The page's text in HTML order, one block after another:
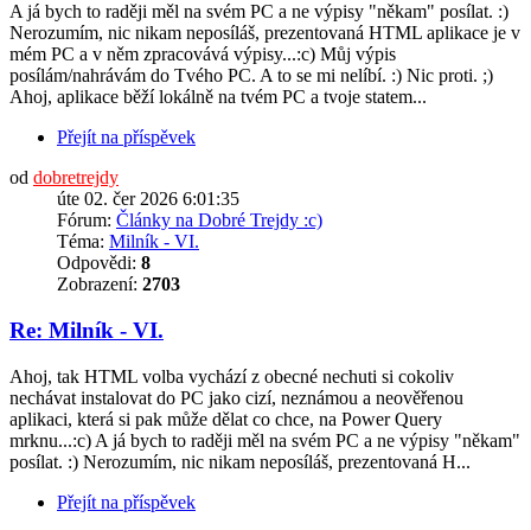
A já bych to raději měl na svém PC a ne výpisy "někam" posílat. :)
Nerozumím, nic nikam neposíláš, prezentovaná HTML aplikace je v
mém PC a v něm zpracovává výpisy...:c) Můj výpis
posílám/nahrávám do Tvého PC. A to se mi nelíbí. :) Nic proti. ;)
Ahoj, aplikace běží lokálně na tvém PC a tvoje statem...
Přejít na příspěvek
od dobretrejdy
úte 02. čer 2026 6:01:35
Fórum: Články na Dobré Trejdy :c)
Téma: Milník - VI.
Odpovědi: 8
Zobrazení: 2703
Re: Milník - VI.
Ahoj, tak HTML volba vychází z obecné nechuti si cokoliv
nechávat instalovat do PC jako cizí, neznámou a neověřenou
aplikaci, která si pak může dělat co chce, na Power Query
mrknu...:c) A já bych to raději měl na svém PC a ne výpisy "někam"
posílat. :) Nerozumím, nic nikam neposíláš, prezentovaná H...
Přejít na příspěvek